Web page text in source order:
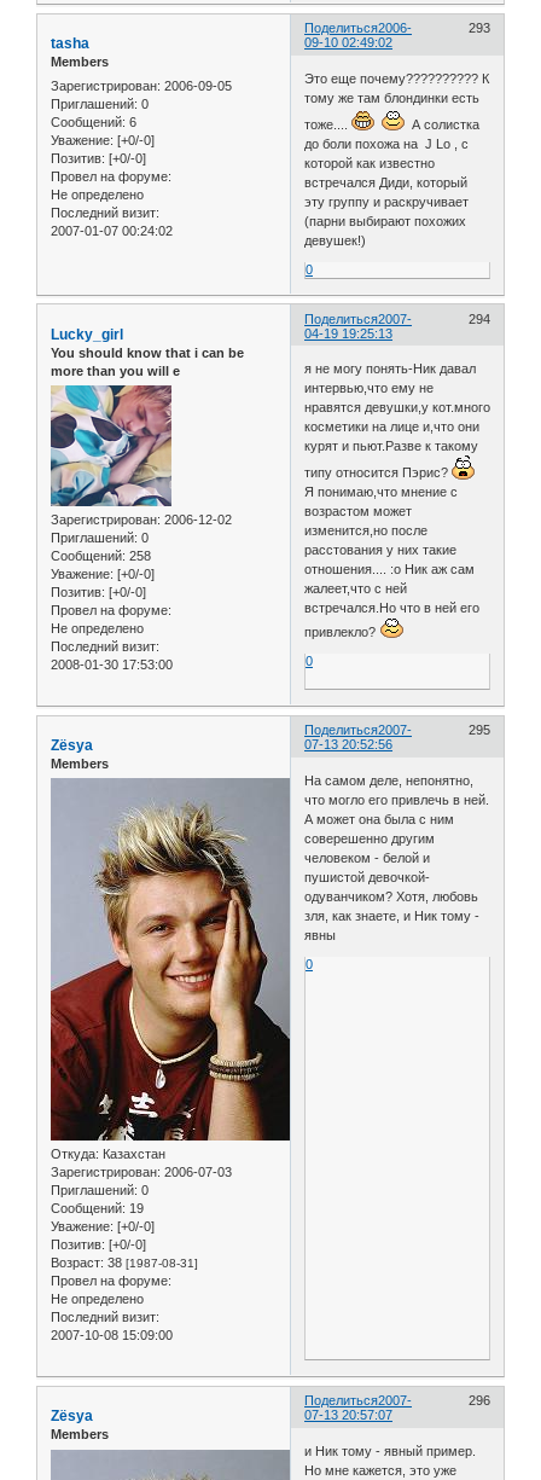
Поделиться 293
2006-
09-10 02:49:02
tasha
Members
Зарегистрирован: 2006-09-05
Приглашений: 0
Сообщений: 6
Уважение: [+0/-0]
Позитив: [+0/-0]
Провел на форуме:
Не определено
Последний визит:
2007-01-07 00:24:02
Это еще почему?????????? К
тому же там блондинки есть
тоже....
А солистка
до боли похожа на J Lo , с
которой как известно
встречался Диди, который
эту группу и раскручивает
(парни выбирают похожих
девушек!)
0
Поделиться 294
2007-
04-19 19:25:13
Lucky_girl
You should know that i can be
more than you will e
Зарегистрирован: 2006-12-02
Приглашений: 0
Сообщений: 258
Уважение: [+0/-0]
Позитив: [+0/-0]
Провел на форуме:
Не определено
Последний визит:
2008-01-30 17:53:00
я не могу понять-Ник давал
интервью,что ему не
нравятся девушки,у кот.много
косметики на лице и,что они
курят и пьют.Разве к такому
типу относится Пэрис?
Я понимаю,что мнение с
возрастом может
изменится,но после
расстования у них такие
отношения.... :o Ник аж сам
жалеет,что с ней
встречался.Но что в ней его
привлекло?
0
Поделиться 295
2007-
07-13 20:52:56
Zёsya
Members
Откуда: Казахстан
Зарегистрирован: 2006-07-03
Приглашений: 0
Сообщений: 19
Уважение: [+0/-0]
Позитив: [+0/-0]
Возраст: 38 [1987-08-31]
Провел на форуме:
Не определено
Последний визит:
2007-10-08 15:09:00
На самом деле, непонятно,
что могло его привлечь в ней.
А может она была с ним
соверешенно другим
человеком - белой и
пушистой девочкой-
одуванчиком? Хотя, любовь
зля, как знаете, и Ник тому -
явны
0
Поделиться 296
2007-
07-13 20:57:07
Zёsya
Members
и Ник тому - явный пример.
Но мне кажется, это уже